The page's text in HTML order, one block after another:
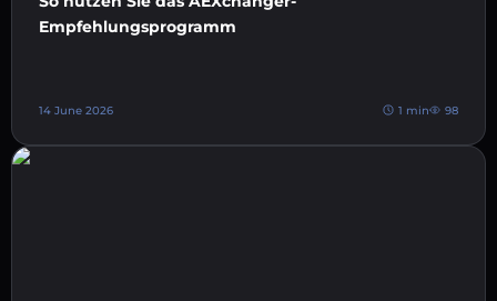
Empfehlungsprogramm
14 June 2026 1 min 98